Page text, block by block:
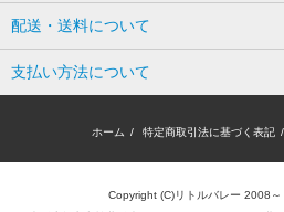
配送・送料について
支払い方法について
ホーム / 特定商取引法に基づく表記 /
Copyright (C)リトルバレー 2008～